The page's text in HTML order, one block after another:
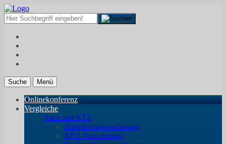
Suche Menü
Onlinekonferenz
Vergleiche
Sach und KFZ
Haftpflichtversicherung
KFZ-Versicherung